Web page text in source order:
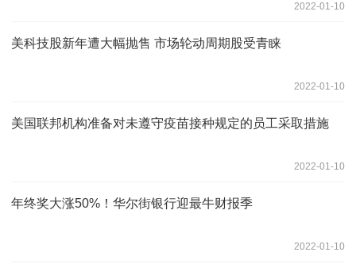
2022-01-10
美科技股新年遭大幅抛售 市场轮动周期股受青睐
2022-01-10
美国联邦机构准备对未遵守疫苗接种规定的员工采取措施
2022-01-10
年终奖大涨50%！华尔街银行迎最牛财报季
2022-01-10